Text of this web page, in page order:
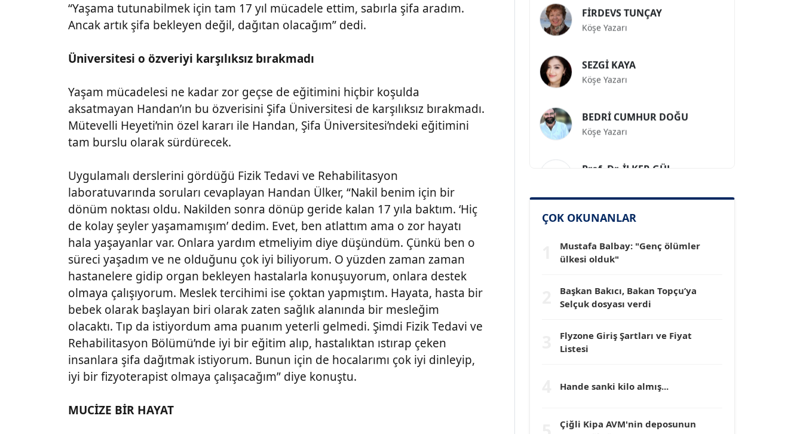
“Yaşama tutunabilmek için tam 17 yıl mücadele ettim, sabırla şifa aradım.
Ancak artık şifa bekleyen değil, dağıtan olacağım” dedi.
Üniversitesi o özveriyi karşılıksız bırakmadı
Yaşam mücadelesi ne kadar zor geçse de eğitimini hiçbir koşulda
aksatmayan Handan’ın bu özverisini Şifa Üniversitesi de karşılıksız bırakmadı.
Mütevelli Heyeti’nin özel kararı ile Handan, Şifa Üniversitesi’ndeki eğitimini
tam burslu olarak sürdürecek.
Uygulamalı derslerini gördüğü Fizik Tedavi ve Rehabilitasyon
laboratuvarında soruları cevaplayan Handan Ülker, “Nakil benim için bir
dönüm noktası oldu. Nakilden sonra dönüp geride kalan 17 yıla baktım. ‘Hiç
de kolay şeyler yaşamamışım’ dedim. Evet, ben atlattım ama o zor hayatı
hala yaşayanlar var. Onlara yardım etmeliyim diye düşündüm. Çünkü ben o
süreci yaşadım ve ne olduğunu çok iyi biliyorum. O yüzden zaman zaman
hastanelere gidip organ bekleyen hastalarla konuşuyorum, onlara destek
olmaya çalışıyorum. Meslek tercihimi ise çoktan yapmıştım. Hayata, hasta bir
bebek olarak başlayan biri olarak zaten sağlık alanında bir mesleğim
olacaktı. Tıp da istiyordum ama puanım yeterli gelmedi. Şimdi Fizik Tedavi ve
Rehabilitasyon Bölümü’nde iyi bir eğitim alıp, hastalıktan ıstırap çeken
insanlara şifa dağıtmak istiyorum. Bunun için de hocalarımı çok iyi dinleyip,
iyi bir fizyoterapist olmaya çalışacağım” diye konuştu.
MUCİZE BİR HAYAT
Köşe Yazarı
Köşe Yazarı
Köşe Yazarı
Köşe Yazarı
Köşe Yazarı
Dr. HAKAN TARTAN
Prof. Dr. YÜCEL OCAK
Köşe Yazarı
ÇOK OKUNANLAR
Mustafa Balbay: "Genç ölümler
ülkesi olduk"
Başkan Bakıcı, Bakan Topçu’ya
Selçuk dosyası verdi
Flyzone Giriş Şartları ve Fiyat
Listesi
Hande sanki kilo almış...
Çiğli Kipa AVM'nin deposunun